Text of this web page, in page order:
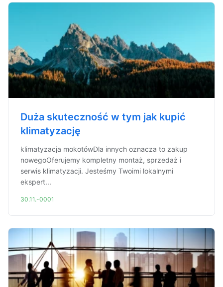
Duża skuteczność w tym jak kupić
klimatyzację
klimatyzacja mokotówDla innych oznacza to zakup
nowegoOferujemy kompletny montaż, sprzedaż i
serwis klimatyzacji. Jesteśmy Twoimi lokalnymi
ekspert...
30.11.-0001